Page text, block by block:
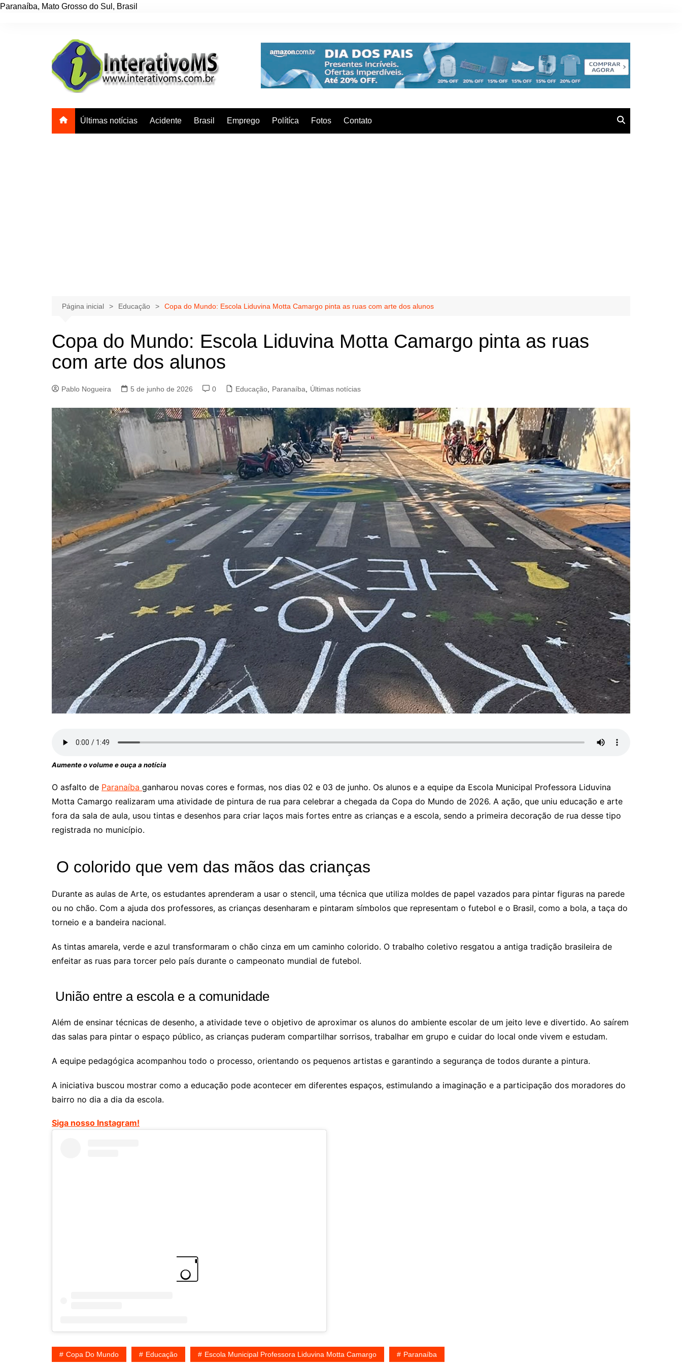
Paranaíba, Mato Grosso do Sul , Brasil
Últimas notícias Acidente Brasil Emprego Polítíca Fotos Contato
Página inicial Educação Copa do Mundo: Escola Liduvina Motta Camargo pinta as ruas com arte dos alunos
Copa do Mundo: Escola Liduvina Motta Camargo pinta as ruas
com arte dos alunos
Pablo Nogueira 5 de junho de 2026 0 Educação Paranaíba Últimas notícias
Aumente o volume e ouça a notícia
O asfalto de Paranaíba ganharou novas cores e formas, nos dias 02 e 03 de junho. Os alunos e a equipe da Escola Municipal Professora Liduvina
Motta Camargo realizaram uma atividade de pintura de rua para celebrar a chegada da Copa do Mundo de 2026. A ação, que uniu educação e arte
fora da sala de aula, usou tintas e desenhos para criar laços mais fortes entre as crianças e a escola, sendo a primeira decoração de rua desse tipo
registrada no município.
O colorido que vem das mãos das crianças
Durante as aulas de Arte, os estudantes aprenderam a usar o stencil, uma técnica que utiliza moldes de papel vazados para pintar figuras na parede
ou no chão. Com a ajuda dos professores, as crianças desenharam e pintaram símbolos que representam o futebol e o Brasil, como a bola, a taça do
torneio e a bandeira nacional.
As tintas amarela, verde e azul transformaram o chão cinza em um caminho colorido. O trabalho coletivo resgatou a antiga tradição brasileira de
enfeitar as ruas para torcer pelo país durante o campeonato mundial de futebol.
União entre a escola e a comunidade
Além de ensinar técnicas de desenho, a atividade teve o objetivo de aproximar os alunos do ambiente escolar de um jeito leve e divertido. Ao saírem
das salas para pintar o espaço público, as crianças puderam compartilhar sorrisos, trabalhar em grupo e cuidar do local onde vivem e estudam.
A equipe pedagógica acompanhou todo o processo, orientando os pequenos artistas e garantindo a segurança de todos durante a pintura.
A iniciativa buscou mostrar como a educação pode acontecer em diferentes espaços, estimulando a imaginação e a participação dos moradores do
bairro no dia a dia da escola.
Siga nosso Instagram!
Copa Do Mundo Educação Escola Municipal Professora Liduvina Motta Camargo Paranaíba